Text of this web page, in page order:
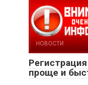
НОВОСТИ
проще и